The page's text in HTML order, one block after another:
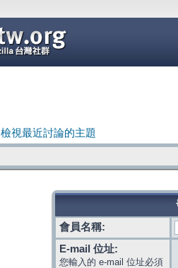
檢視最近討論的主題
會員名稱:
E-mail 位址:
您輸入的 e-mail 位址必須